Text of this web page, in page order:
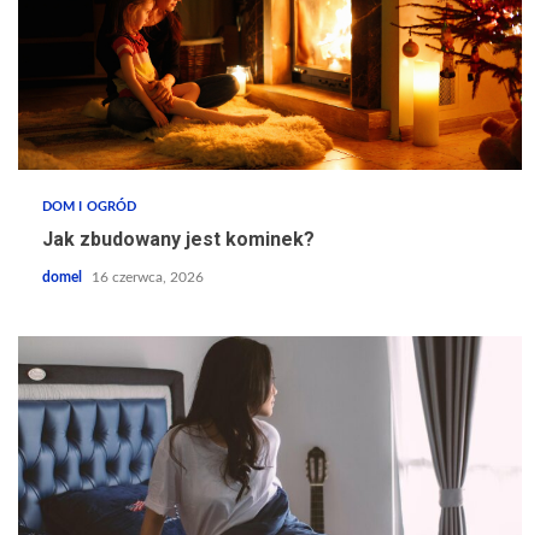
DOM I OGRÓD
Jak zbudowany jest kominek?
domel 16 czerwca, 2026